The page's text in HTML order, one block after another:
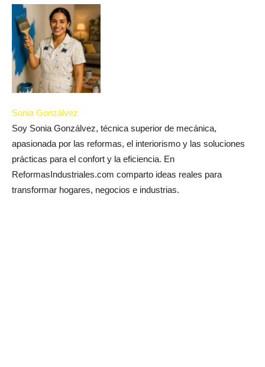
Sonia Gonzálvez
Soy Sonia Gonzálvez, técnica superior de mecánica,
apasionada por las reformas, el interiorismo y las soluciones
prácticas para el confort y la eficiencia. En
ReformasIndustriales.com comparto ideas reales para
transformar hogares, negocios e industrias.